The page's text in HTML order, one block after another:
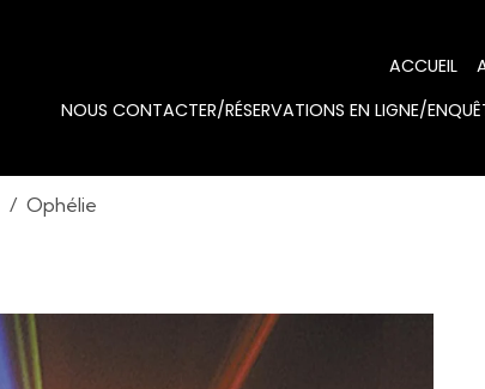
ACCUEIL
NOUS CONTACTER/RÉSERVATIONS EN LIGNE/
Ophélie